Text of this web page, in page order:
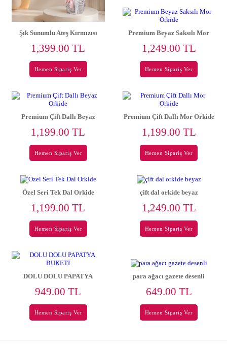
Şık Sunumlu Ateş Kırmızısı
1,399.00 TL
Hemen Sipariş Ver
Premium Beyaz Saksılı Mor
1,249.00 TL
Hemen Sipariş Ver
Premium Çift Dallı Beyaz
1,199.00 TL
Hemen Sipariş Ver
Premium Çift Dallı Mor Orkide
1,199.00 TL
Hemen Sipariş Ver
Özel Seri Tek Dal Orkide
1,199.00 TL
Hemen Sipariş Ver
çift dal orkide beyaz
1,249.00 TL
Hemen Sipariş Ver
DOLU DOLU PAPATYA
949.00 TL
Hemen Sipariş Ver
para ağacı gazete desenli
649.00 TL
Hemen Sipariş Ver